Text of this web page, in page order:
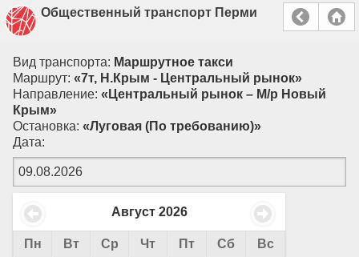
Общественный транспорт Перми
Вид транспорта: Маршрутное такси
Маршрут: «7т, Н.Крым - Центральный рынок»
Направление: «Центральный рынок – М/р Новый
Крым»
Остановка: «Луговая (По требованию)»
Дата:
Август 2026
Пн Вт Ср Чт Пт Сб Вс